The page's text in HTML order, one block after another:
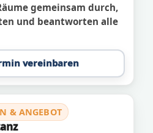
gemeinsam durch,
und beantworten alle
vereinbaren
& ANGEBOT